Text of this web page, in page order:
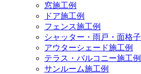
窓施工例
ドア施工例
フェンス施工例
シャッター・雨戸・面格子
アウターシェード施工例
テラス・バルコニー施工例
サンルーム施工例